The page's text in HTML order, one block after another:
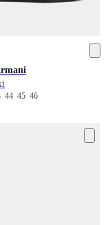
444546